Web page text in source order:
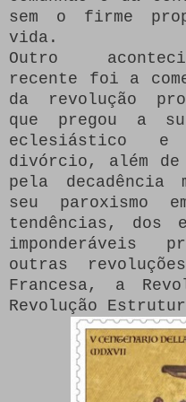
sem o firme
vida.
Outro
recente foi a
da revolução
que pregou a
eclesiástico
divórcio, além
pela
seu paroxismo
tendências, dos
imponderáveis
outras
Francesa, a
Revolução